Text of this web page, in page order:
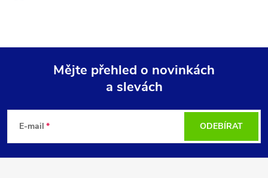
p
Mějte přehled o novinkách
a slevách
E-mail ODEBÍRAT